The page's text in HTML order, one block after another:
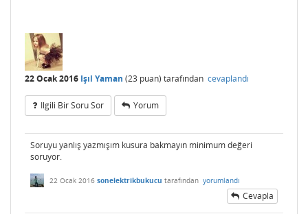
22 Ocak 2016 Işıl Yaman (23 puan) tarafından cevaplandı
Ilgili Bir Soru Sor Yorum
Soruyu yanlış yazmışım kusura bakmayın minimum değeri
soruyor.
22 Ocak 2016 sonelektrikbukucu tarafından yorumlandı
Cevapla